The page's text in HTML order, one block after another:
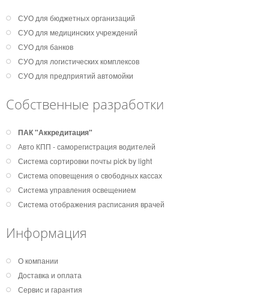
СУО для бюджетных организаций
СУО для медицинских учреждений
СУО для банков
СУО для логистических комплексов
СУО для предприятий автомойки
Собственные разработки
ПАК "Аккредитация"
Авто КПП - саморегистрация водителей
Система сортировки почты pick by light
Система оповещения о свободных кассах
Система управления освещением
Система отображения расписания врачей
Информация
О компании
Доставка и оплата
Сервис и гарантия